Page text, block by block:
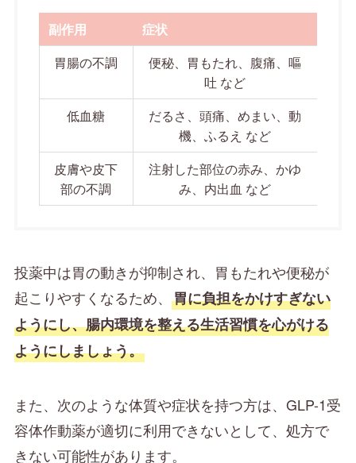
副作用 症状
胃腸の不調
便秘、胃もたれ、腹痛、嘔
吐 など
低血糖
だるさ、頭痛、めまい、動
機、ふるえ など
皮膚や皮下
部の不調
注射した部位の赤み、かゆ
み、内出血 など
投薬中は胃の動きが抑制され、胃もたれや便秘が
起こりやすくなるため、 胃に負担をかけすぎない
ようにし、腸内環境を整える生活習慣を心がける
ようにしましょう。
また、次のような体質や症状を持つ方は、GLP-1受
容体作動薬が適切に利用できないとして、処方で
きない可能性があります。